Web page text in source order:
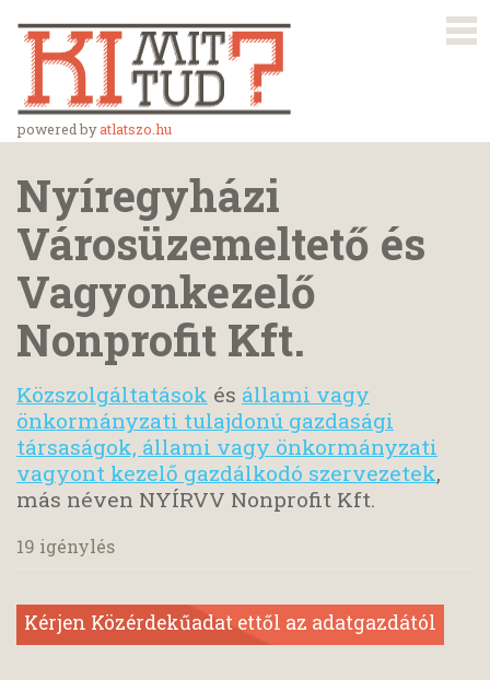
powered byatlatszo.hu
Nyíregyházi
Városüzemeltető és
Vagyonkezelő
Nonprofit Kft.
Közszolgáltatások és állami vagy
önkormányzati tulajdonú gazdasági
társaságok, állami vagy önkormányzati
vagyont kezelő gazdálkodó szervezetek,
más néven NYÍRVV Nonprofit Kft.
19 igénylés
Kérjen Közérdekűadat ettől az adatgazdától